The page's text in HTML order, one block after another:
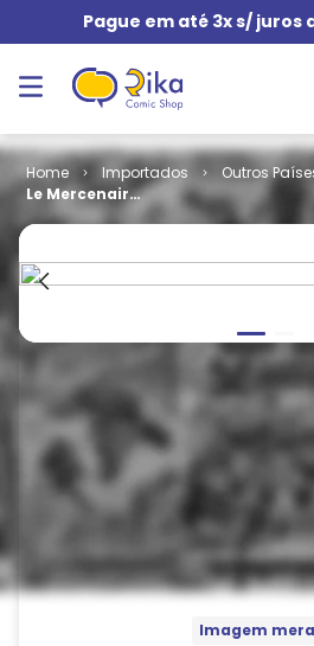
Pague em até 3x s/ juros
Importados Outros
Le Mercenaire
# 1 - Le Feu
Imagem